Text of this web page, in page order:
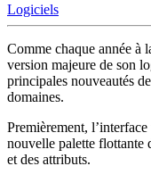
Logiciels
Comme chaque année à
version majeure de son
principales nouveautés de
domaines.
Premièrement,
nouvelle palette flottante
et des attributs.